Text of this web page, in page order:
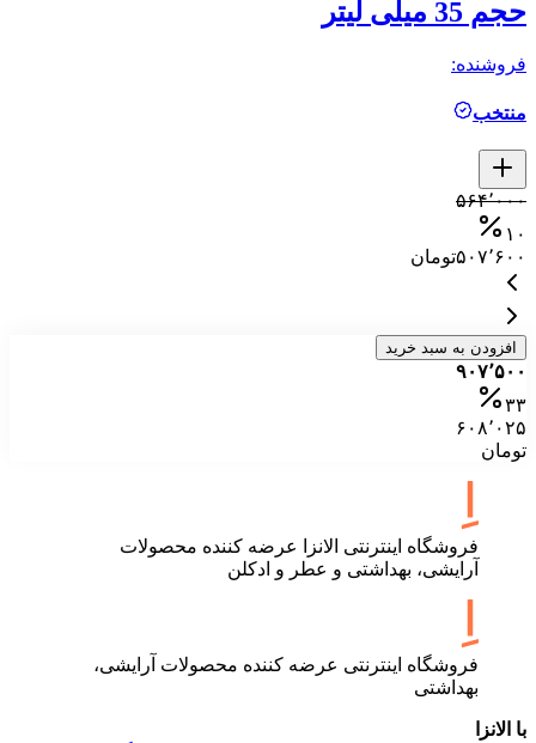
حجم 35 میلی لیتر
فروشنده:
منتخب
۵۶۴٬۰۰۰
۱۰
۵۰۷٬۶۰۰تومان
افزودن به سبد خرید
۹۰۷٬۵۰۰
۳۳
۶۰۸٬۰۲۵
تومان
فروشگاه اینترنتی الانزا عرضه کننده محصولات
آرایشی، بهداشتی و عطر و ادکلن
فروشگاه اینترنتی عرضه کننده محصولات آرایشی،
بهداشتی
با الانزا